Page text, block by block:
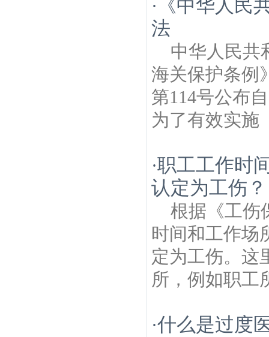
·
《中华人民
法
中华人民共
海关保护条例
第114号公布
为了有效实施
·职工工作时
认定为工伤？
根据《工伤
时间和工作场
定为工伤。这
所，例如职工
·什么是过度